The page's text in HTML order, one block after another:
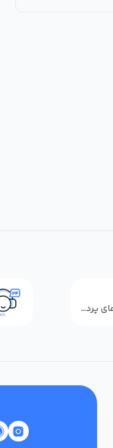
استفاده از روش‌های پرداخت امن